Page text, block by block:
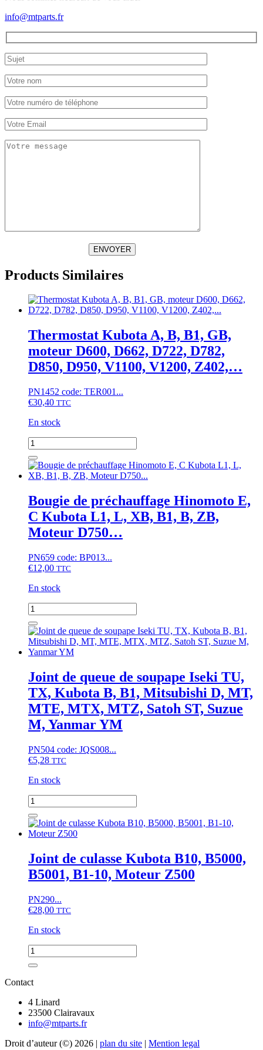
info@mtparts.fr
ENVOYER
Products Similaires
Thermostat Kubota A, B, B1, GB,
moteur D600, D662, D722, D782,
D850, D950, V1100, V1200, Z402,…
PN1452 code: TER001...
€30,40 TTC
En stock
quantité
de
Thermostat
Kubota
B,
B1,
GB,
moteur
D600,
D722,
D782,
D950,
V1200,
Z402,...
Bougie de préchauffage Hinomoto E,
C Kubota L1, L, XB, B1, B, ZB,
Moteur D750…
PN659 code: BP013...
€12,00 TTC
En stock
quantité
de
Bougie
de
préchauffage
E,
C
Kubota
L1,
L,
XB,
B1,
B,
ZB,
Moteur
D750...
Joint de queue de soupape Iseki TU,
TX, Kubota B, B1, Mitsubishi D, MT,
MTE, MTX, MTZ, Satoh ST, Suzue
M, Yanmar YM
PN504 code: JQS008...
€5,28 TTC
En stock
quantité
de
Joint
de
de
soupape
Iseki
TU,
TX,
Kubota
B,
B1,
Mitsubishi
D,
MT,
MTE,
MTX,
Satoh
ST,
Suzue
Yanmar
Joint de culasse Kubota B10, B5000,
B5001, B1-10, Moteur Z500
PN290...
€28,00 TTC
En stock
quantité
de
Joint
de
Kubota
B10,
B5000,
B1-
Contact
4 Linard
23500 Clairavaux
info@mtparts.fr
Droit d’auteur (©) 2026 | plan du site | Mention legal